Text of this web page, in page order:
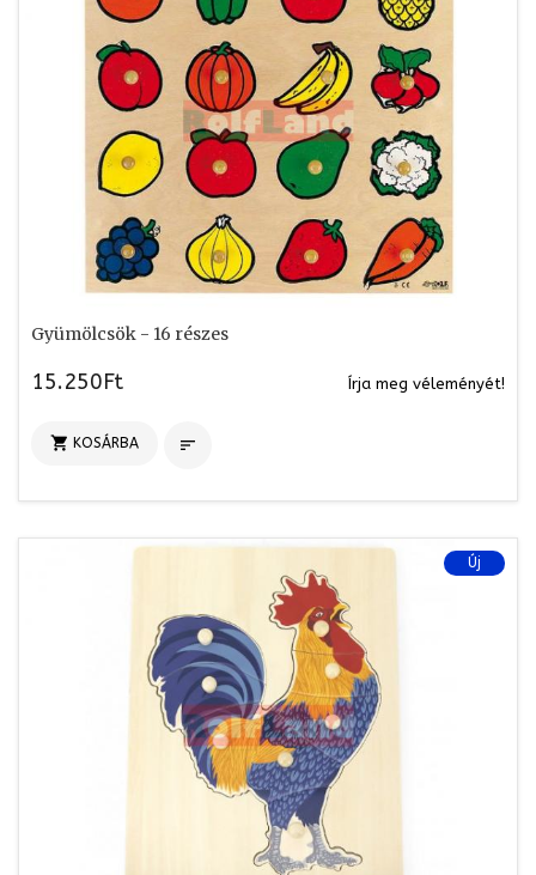
Gyümölcsök - 16 részes
15.250Ft Írja meg véleményét!
 KOSÁRBA 
Új